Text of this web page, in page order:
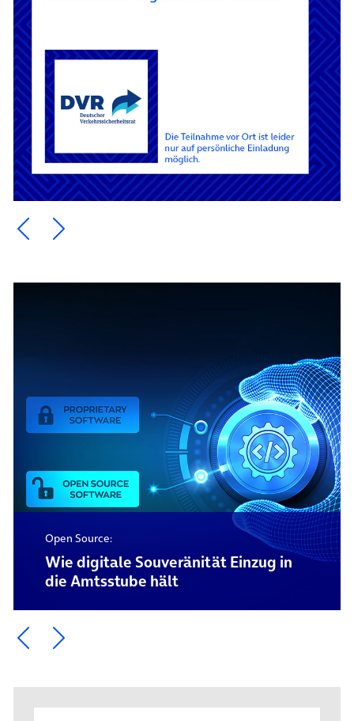
Ein Element zurück blättern
Ein Element weiter blättern
Open Source:
Wie digitale Souveränität Einzug in
die Amtsstube hält
Ein Element zurück blättern
Ein Element weiter blättern